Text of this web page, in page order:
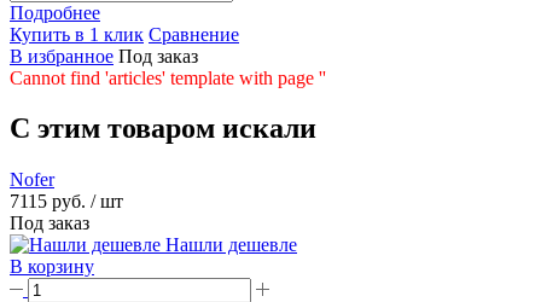
Подробнее
Купить в 1 клик Сравнение
В избранное Под заказ
Cannot find 'articles' template with page ''
C этим товаром искали
Nofer
7115 руб. / шт
Под заказ
Нашли дешевле
В корзину